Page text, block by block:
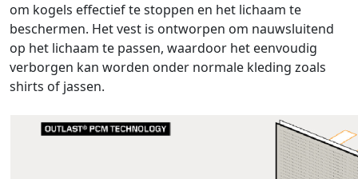
om kogels effectief te stoppen en het lichaam te
beschermen. Het vest is ontworpen om nauwsluitend
op het lichaam te passen, waardoor het eenvoudig
verborgen kan worden onder normale kleding zoals
shirts of jassen.